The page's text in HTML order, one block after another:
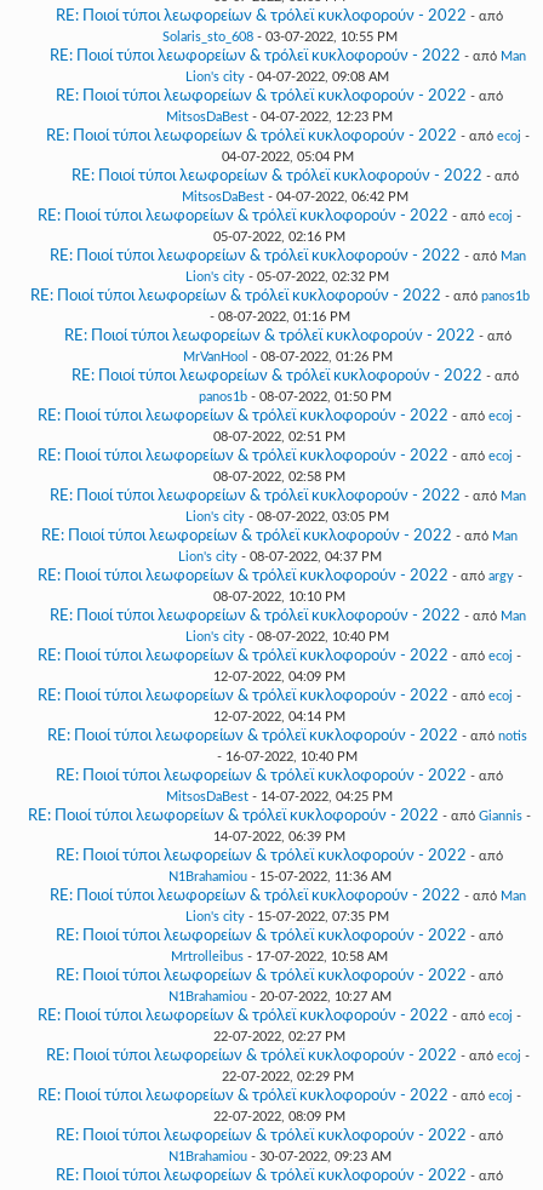
RE: Ποιοί τύποι λεωφορείων & τρόλεϊ κυκλοφορούν - 2022 - από
Solaris_sto_608- 03-07-2022, 10:55 PM
RE: Ποιοί τύποι λεωφορείων & τρόλεϊ κυκλοφορούν - 2022 - από Man
Lion's city - 04-07-2022, 09:08 AM
RE: Ποιοί τύποι λεωφορείων & τρόλεϊ κυκλοφορούν - 2022 - από
MitsosDaBest - 04-07-2022, 12:23 PM
RE: Ποιοί τύποι λεωφορείων & τρόλεϊ κυκλοφορούν - 2022 - από ecoj -
04-07-2022, 05:04 PM
RE: Ποιοί τύποι λεωφορείων & τρόλεϊ κυκλοφορούν - 2022 - από
MitsosDaBest - 04-07-2022, 06:42 PM
RE: Ποιοί τύποι λεωφορείων & τρόλεϊ κυκλοφορούν - 2022 - από ecoj -
05-07-2022, 02:16 PM
RE: Ποιοί τύποι λεωφορείων & τρόλεϊ κυκλοφορούν - 2022 - από Man
Lion's city - 05-07-2022, 02:32 PM
RE: Ποιοί τύποι λεωφορείων & τρόλεϊ κυκλοφορούν - 2022 - από panos1b
- 08-07-2022, 01:16 PM
RE: Ποιοί τύποι λεωφορείων & τρόλεϊ κυκλοφορούν - 2022 - από
MrVanHool - 08-07-2022, 01:26 PM
RE: Ποιοί τύποι λεωφορείων & τρόλεϊ κυκλοφορούν - 2022 - από
panos1b - 08-07-2022, 01:50 PM
RE: Ποιοί τύποι λεωφορείων & τρόλεϊ κυκλοφορούν - 2022 - από ecoj -
08-07-2022, 02:51 PM
RE: Ποιοί τύποι λεωφορείων & τρόλεϊ κυκλοφορούν - 2022 - από ecoj -
08-07-2022, 02:58 PM
RE: Ποιοί τύποι λεωφορείων & τρόλεϊ κυκλοφορούν - 2022 - από Man
Lion's city - 08-07-2022, 03:05 PM
RE: Ποιοί τύποι λεωφορείων & τρόλεϊ κυκλοφορούν - 2022 - από Man
Lion's city- 08-07-2022, 04:37 PM
RE: Ποιοί τύποι λεωφορείων & τρόλεϊ κυκλοφορούν - 2022 - από argy-
08-07-2022, 10:10 PM
RE: Ποιοί τύποι λεωφορείων & τρόλεϊ κυκλοφορούν - 2022 - από Man
Lion's city - 08-07-2022, 10:40 PM
RE: Ποιοί τύποι λεωφορείων & τρόλεϊ κυκλοφορούν - 2022 - από ecoj -
12-07-2022, 04:09 PM
RE: Ποιοί τύποι λεωφορείων & τρόλεϊ κυκλοφορούν - 2022 - από ecoj -
12-07-2022, 04:14 PM
RE: Ποιοί τύποι λεωφορείων & τρόλεϊ κυκλοφορούν - 2022 - από notis
- 16-07-2022, 10:40 PM
RE: Ποιοί τύποι λεωφορείων & τρόλεϊ κυκλοφορούν - 2022 - από
MitsosDaBest - 14-07-2022, 04:25 PM
RE: Ποιοί τύποι λεωφορείων & τρόλεϊ κυκλοφορούν - 2022 - από Giannis -
14-07-2022, 06:39 PM
RE: Ποιοί τύποι λεωφορείων & τρόλεϊ κυκλοφορούν - 2022 - από
N1Brahamiou- 15-07-2022, 11:36 AM
RE: Ποιοί τύποι λεωφορείων & τρόλεϊ κυκλοφορούν - 2022 - από Man
Lion's city - 15-07-2022, 07:35 PM
RE: Ποιοί τύποι λεωφορείων & τρόλεϊ κυκλοφορούν - 2022 - από
Mrtrolleibus - 17-07-2022, 10:58 AM
RE: Ποιοί τύποι λεωφορείων & τρόλεϊ κυκλοφορούν - 2022 - από
N1Brahamiou- 20-07-2022, 10:27 AM
RE: Ποιοί τύποι λεωφορείων & τρόλεϊ κυκλοφορούν - 2022 - από ecoj -
22-07-2022, 02:27 PM
RE: Ποιοί τύποι λεωφορείων & τρόλεϊ κυκλοφορούν - 2022 - από ecoj -
22-07-2022, 02:29 PM
RE: Ποιοί τύποι λεωφορείων & τρόλεϊ κυκλοφορούν - 2022 - από ecoj -
22-07-2022, 08:09 PM
RE: Ποιοί τύποι λεωφορείων & τρόλεϊ κυκλοφορούν - 2022 - από
N1Brahamiou- 30-07-2022, 09:23 AM
RE: Ποιοί τύποι λεωφορείων & τρόλεϊ κυκλοφορούν - 2022 - από